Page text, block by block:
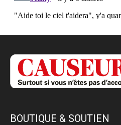
BOUTIQUE & SOUTIEN